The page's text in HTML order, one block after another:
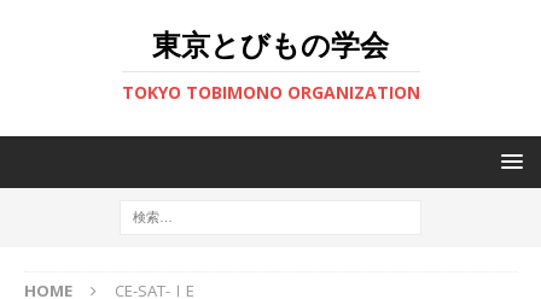
東京とびもの学会
TOKYO TOBIMONO ORGANIZATION
HOME CE-SAT-ⅠE